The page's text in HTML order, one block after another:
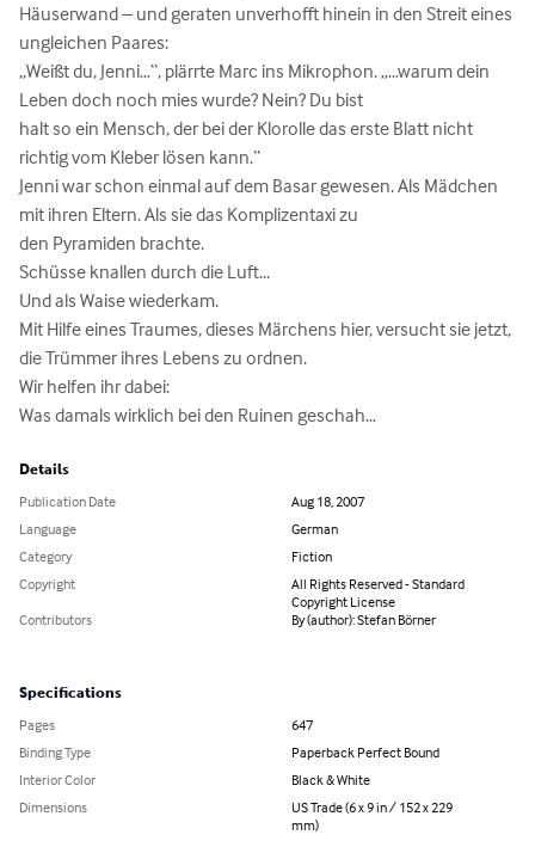
Häuserwand – und geraten unverhofft hinein in den Streit eines
ungleichen Paares:
„Weißt du, Jenni…“, plärrte Marc ins Mikrophon. „…warum dein
Leben doch noch mies wurde? Nein? Du bist
halt so ein Mensch, der bei der Klorolle das erste Blatt nicht
richtig vom Kleber lösen kann.“
Jenni war schon einmal auf dem Basar gewesen. Als Mädchen
mit ihren Eltern. Als sie das Komplizentaxi zu
den Pyramiden brachte.
Schüsse knallen durch die Luft...
Und als Waise wiederkam.
Mit Hilfe eines Traumes, dieses Märchens hier, versucht sie jetzt,
die Trümmer ihres Lebens zu ordnen.
Wir helfen ihr dabei:
Was damals wirklich bei den Ruinen geschah…
Details
Publication Date
Aug 18, 2007
Language
German
Category
Fiction
Copyright
All Rights Reserved - Standard
Copyright License
Contributors
By (author): Stefan Börner
Specifications
Pages
647
Binding Type
Paperback Perfect Bound
Interior Color
Black & White
Dimensions
US Trade (6 x 9 in / 152 x 229
mm)